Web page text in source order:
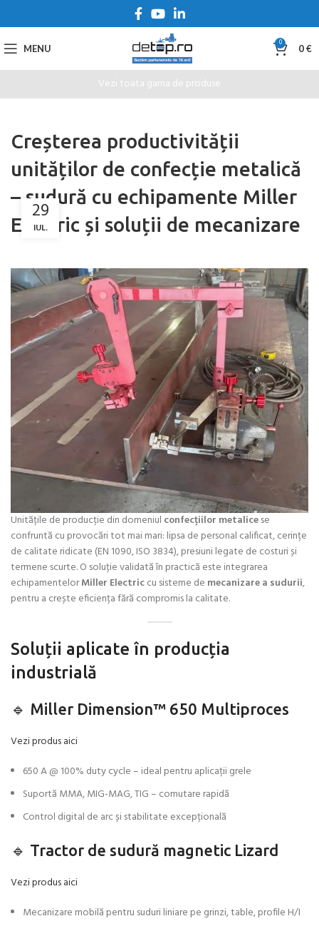
MENU 0 0€
Vezi toata gama de produse
Creșterea productivității
unităților de confecție metalică
– sudură cu echipamente Miller
Electric și soluții de mecanizare
29
IUL.
Unitățile de producție din domeniul confecțiilor metalicese
confruntă cu provocări tot mai mari: lipsa de personal calificat, cerințe
de calitate ridicate (EN 1090, ISO 3834), presiuni legate de costuri și
termene scurte. O soluție validată în practică este integrarea
echipamentelorMiller Electriccu sisteme de mecanizare a sudurii,
pentru a crește eficiența fără compromis la calitate.
Soluții aplicate în producția
industrială
🔹 Miller Dimension™️ 650 Multiproces
Vezi produs aici
650 A @ 100% duty cycle – ideal pentru aplicații grele
Suportă MMA, MIG-MAG, TIG – comutare rapidă
Control digital de arc și stabilitate excepțională
🔹 Tractor de sudură magnetic Lizard
Vezi produs aici
Mecanizare mobilă pentru suduri liniare pe grinzi, table, profile H/I